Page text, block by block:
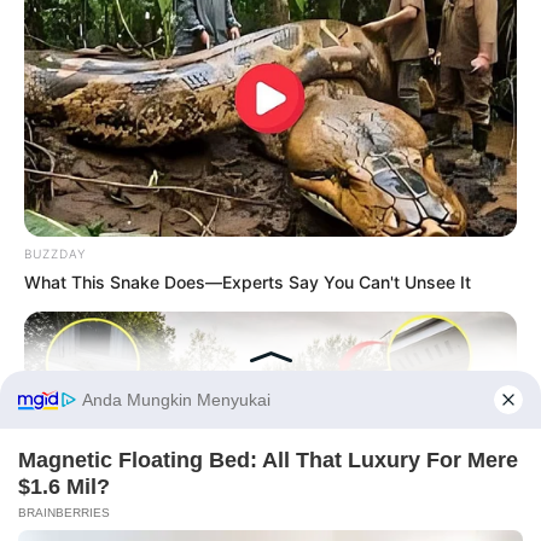
PRIVACY POLICY DISCLAIMER HUBUNGI KAMI IKLAN
BUZZDAY
What This Snake Does—Experts Say You Can't Unsee It
Before You Go